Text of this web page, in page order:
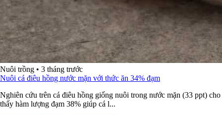
Nuôi trồng • 3 tháng trước
Nuôi cá điêu hồng nước mặn với thức ăn 34% đạm
Nghiên cứu trên cá điêu hồng giống nuôi trong nước mặn (33 ppt) cho
thấy hàm lượng đạm 38% giúp cá l...